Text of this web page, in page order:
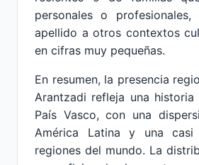
personales o
apellido a otros contextos
en cifras muy pequeñas.
En resumen, la presencia
Arantzadi refleja una
País Vasco, con una
América Latina y una
regiones del mundo. La